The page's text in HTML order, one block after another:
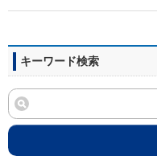
キーワード検索